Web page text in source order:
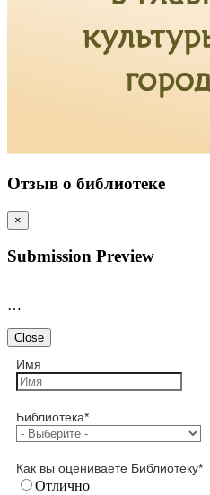
Отзыв о библиотеке
×
Submission Preview
…
Close
Имя
Библиотека*
Как вы оцениваете Библиотеку*
Отлично